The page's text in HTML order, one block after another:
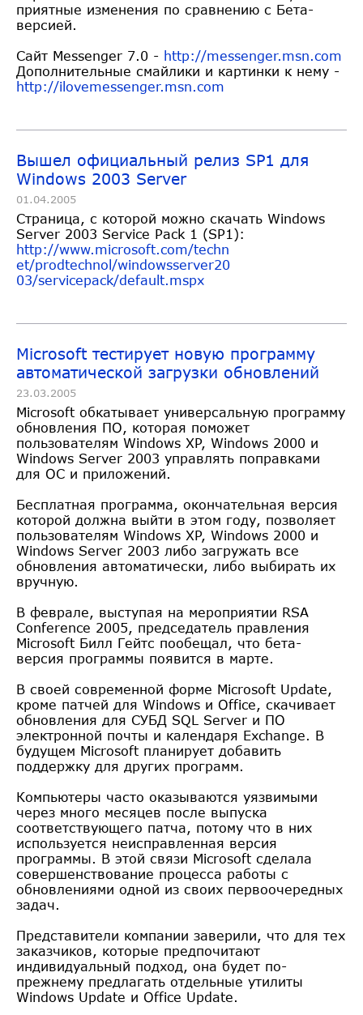
приятные изменения по сравнению с Бета-
версией.
Сайт Messenger 7.0 - http://messenger.msn.com
Дополнительные смайлики и картинки к нему -
http://ilovemessenger.msn.com
Вышел официальный релиз SP1 для
Windows 2003 Server
01.04.2005
Страница, с которой можно скачать Windows
Server 2003 Service Pack 1 (SP1):
http://www.microsoft.com/techn
et/prodtechnol/windowsserver20
03/servicepack/default.mspx
Microsoft тестирует новую программу
автоматической загрузки обновлений
23.03.2005
Microsoft обкатывает универсальную программу
обновления ПО, которая поможет
пользователям Windows XP, Windows 2000 и
Windows Server 2003 управлять поправками
для ОС и приложений.
Бесплатная программа, окончательная версия
которой должна выйти в этом году, позволяет
пользователям Windows XP, Windows 2000 и
Windows Server 2003 либо загружать все
обновления автоматически, либо выбирать их
вручную.
В феврале, выступая на мероприятии RSA
Conference 2005, председатель правления
Microsoft Билл Гейтс пообещал, что бета-
версия программы появится в марте.
В своей современной форме Microsoft Update,
кроме патчей для Windows и Office, скачивает
обновления для СУБД SQL Server и ПО
электронной почты и календаря Exchange. В
будущем Microsoft планирует добавить
поддержку для других программ.
Компьютеры часто оказываются уязвимыми
через много месяцев после выпуска
соответствующего патча, потому что в них
используется неисправленная версия
программы. В этой связи Microsoft сделала
совершенствование процесса работы с
обновлениями одной из своих первоочередных
задач.
Представители компании заверили, что для тех
заказчиков, которые предпочитают
индивидуальный подход, она будет по-
прежнему предлагать отдельные утилиты
Windows Update и Office Update.